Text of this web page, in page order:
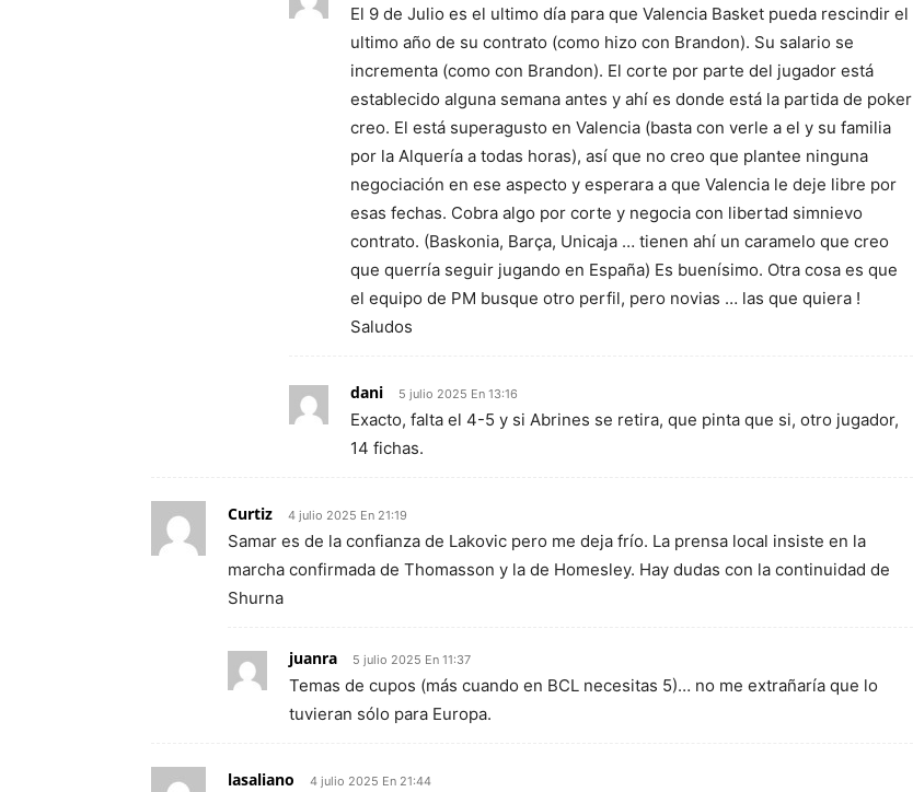
El 9 de Julio es el ultimo día para que Valencia Basket pueda rescindir el
ultimo año de su contrato (como hizo con Brandon). Su salario se
incrementa (como con Brandon). El corte por parte del jugador está
establecido alguna semana antes y ahí es donde está la partida de poker
creo. El está superagusto en Valencia (basta con verle a el y su familia
por la Alquería a todas horas), así que no creo que plantee ninguna
negociación en ese aspecto y esperara a que Valencia le deje libre por
esas fechas. Cobra algo por corte y negocia con libertad simnievo
contrato. (Baskonia, Barça, Unicaja … tienen ahí un caramelo que creo
que querría seguir jugando en España) Es buenísimo. Otra cosa es que
el equipo de PM busque otro perfil, pero novias … las que quiera !
Saludos
dani 5 julio 2025 En 13:16
Exacto, falta el 4-5 y si Abrines se retira, que pinta que si, otro jugador,
14 fichas.
Curtiz 4 julio 2025 En 21:19
Samar es de la confianza de Lakovic pero me deja frío. La prensa local insiste en la
marcha confirmada de Thomasson y la de Homesley. Hay dudas con la continuidad de
Shurna
juanra 5 julio 2025 En 11:37
Temas de cupos (más cuando en BCL necesitas 5)… no me extrañaría que lo
tuvieran sólo para Europa.
lasaliano 4 julio 2025 En 21:44